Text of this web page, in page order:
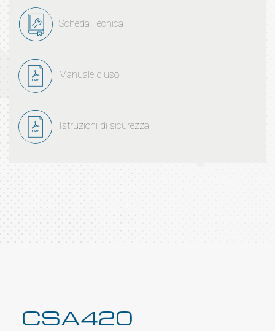
Scheda Tecnica
Manuale d'uso
Istruzioni di sicurezza
CSA420